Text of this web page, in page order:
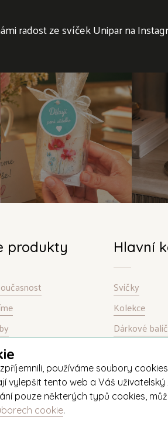
radost ze svíček Unipar na
produkty Hlavní
Svíčky
Kolekce
Dárkové
používáme soubory
tento web a Váš uživatelský
pouze některých typů cookies,
cookie.